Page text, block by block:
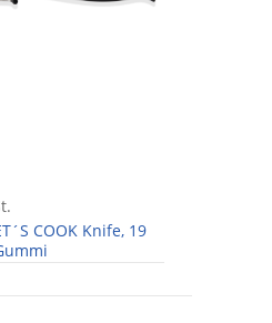
COOK Knife, 19